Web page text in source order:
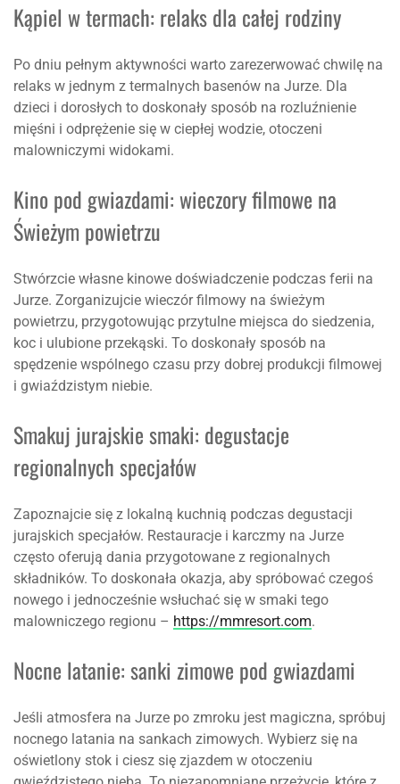
Kąpiel w termach: relaks dla całej rodziny
Po dniu pełnym aktywności warto zarezerwować chwilę na
relaks w jednym z termalnych basenów na Jurze. Dla
dzieci i dorosłych to doskonały sposób na rozluźnienie
mięśni i odprężenie się w ciepłej wodzie, otoczeni
malowniczymi widokami.
Kino pod gwiazdami: wieczory filmowe na
Świeżym powietrzu
Stwórzcie własne kinowe doświadczenie podczas ferii na
Jurze. Zorganizujcie wieczór filmowy na świeżym
powietrzu, przygotowując przytulne miejsca do siedzenia,
koc i ulubione przekąski. To doskonały sposób na
spędzenie wspólnego czasu przy dobrej produkcji filmowej
i gwiaździstym niebie.
Smakuj jurajskie smaki: degustacje
regionalnych specjałów
Zapoznajcie się z lokalną kuchnią podczas degustacji
jurajskich specjałów. Restauracje i karczmy na Jurze
często oferują dania przygotowane z regionalnych
składników. To doskonała okazja, aby spróbować czegoś
nowego i jednocześnie wsłuchać się w smaki tego
malowniczego regionu – https://mmresort.com.
Nocne latanie: sanki zimowe pod gwiazdami
Jeśli atmosfera na Jurze po zmroku jest magiczna, spróbuj
nocnego latania na sankach zimowych. Wybierz się na
oświetlony stok i ciesz się zjazdem w otoczeniu